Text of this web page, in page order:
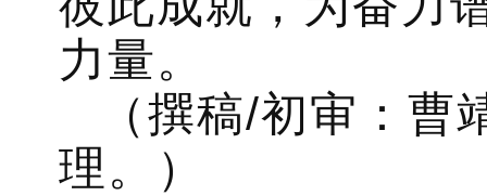
力量。
（撰稿/初审：
理。）